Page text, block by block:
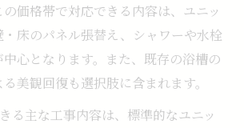
価格帯で対応できる内容は、ユニッ
・床のパネル張替え、シャワーや水栓
心となります。また、既存の浴槽の
美観回復も選択肢に含まれます。
る主な工事内容は、標準的なユニッ